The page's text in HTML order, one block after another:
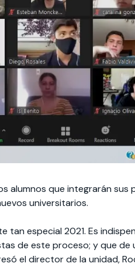
alumnos que integrarán sus
universitarios.
especial 2021. Es
de este proceso; y que de
el director de la unidad,